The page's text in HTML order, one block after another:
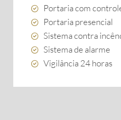
Portaria com
Portaria presencial
Sistema contra
Sistema de alarme
Vigilância 24 horas